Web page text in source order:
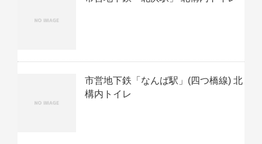
市営地下鉄「なんば駅」(四つ橋線) 北
構内トイレ